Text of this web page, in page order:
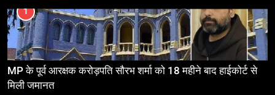
1
MP के पूर्व आरक्षक करोड़पति सौरभ शर्मा को 18 महीने बाद हाईकोर्ट से
मिली जमानत